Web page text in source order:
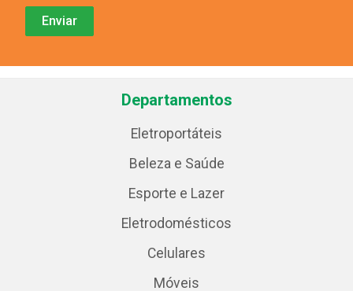
Departamentos
Eletroportáteis
Beleza e Saúde
Esporte e Lazer
Eletrodomésticos
Celulares
Móveis